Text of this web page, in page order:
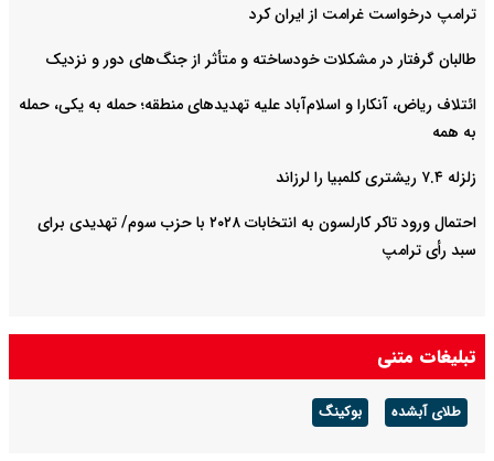
ترامپ درخواست غرامت از ایران کرد
طالبان گرفتار در مشکلات خودساخته و متأثر از جنگ‌های دور و نزدیک
ائتلاف ریاض، آنکارا و اسلام‌آباد علیه تهدیدهای منطقه؛ حمله به یکی، حمله
به همه
زلزله ۷.۴ ریشتری کلمبیا را لرزاند
احتمال ورود تاکر کارلسون به انتخابات ۲۰۲۸ با حزب سوم/ تهدیدی برای
سبد رأی ترامپ
تبلیغات متنی
طلای آبشده بوکینگ